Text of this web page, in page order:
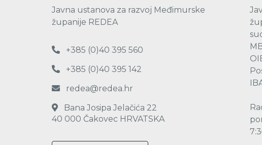
Javna ustanova za razvoj Međimurske
županije REDEA
+385 (0)40 395 560
+385 (0)40 395 142
redea@redea.hr
Bana Josipa Jelačića 22
40 000 Čakovec HRVATSKA